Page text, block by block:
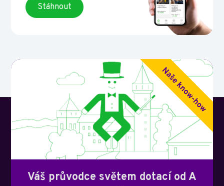
Stáhnout
Váš průvodce světem dotací od A